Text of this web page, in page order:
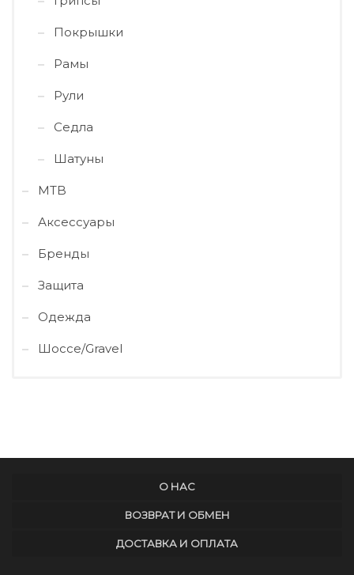
Покрышки
Рамы
Рули
Седла
Шатуны
MTB
Аксессуары
Бренды
Защита
Одежда
Шоссе/Gravel
О НАС
ВОЗВРАТ И ОБМЕН
ДОСТАВКА И ОПЛАТА